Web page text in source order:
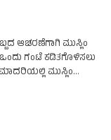
ಆಚರಣೆಗಾಗಿ ಮುಸ್ಲಿಂ
ಗಂಟೆ ಕಡಿತಗೊಳಿಸಲು
ಮಾದರಿಯಲ್ಲಿ ಮುಸ್ಲಿಂ